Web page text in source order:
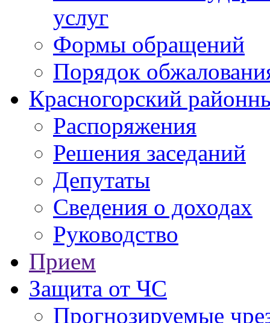
услуг
Формы обращений
Порядок
Красногорский
Распоряжения
Решения заседаний
Депутаты
Сведения о доходах
Руководство
Прием
Защита от ЧС
Прогнозируемые